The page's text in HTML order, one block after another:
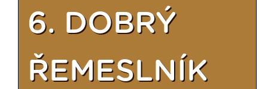
6. DOBRÝ
ŘEMESLNÍK